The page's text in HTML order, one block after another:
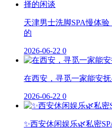
天津男士洗脚SPA慢体
的
2026-06-22 0
在西安，寻觅一家能安
2026-06-22 0
✨西安休闲娱乐🌿私密